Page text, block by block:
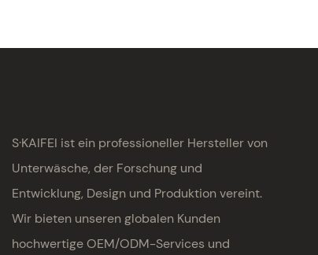
S·KAIFEI ist ein professioneller Hersteller von
Unterwäsche, der Forschung und
Entwicklung, Design und Produktion vereint.
Wir bieten unseren globalen Kunden
hochwertige OEM/ODM-Services und